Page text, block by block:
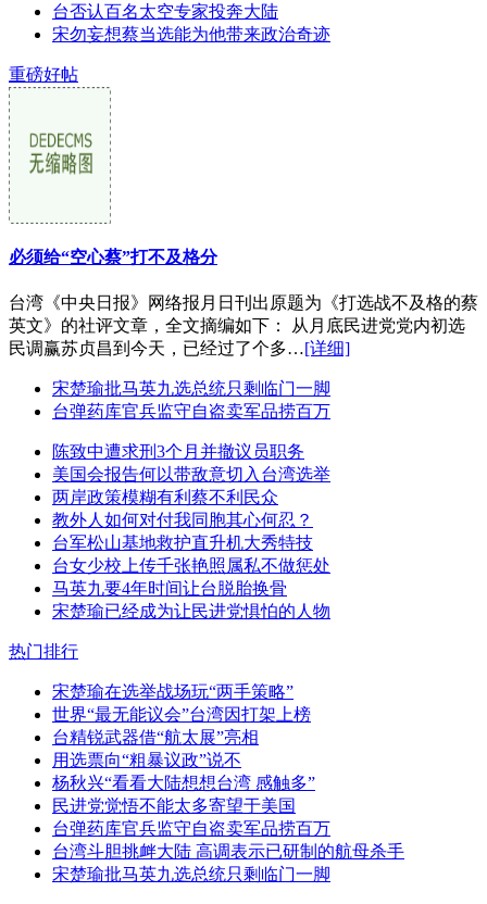
台否认百名太空专家投奔大陆
宋勿妄想蔡当选能为他带来政治奇迹
重磅好帖
必须给“空心蔡”打不及格分
台湾《中央日报》网络报月日刊出原题为《打选战不及格的蔡
英文》的社评文章，全文摘编如下： 从月底民进党党内初选
民调赢苏贞昌到今天，已经过了个多…[详细]
宋楚瑜批马英九选总统只剩临门一脚
台弹药库官兵监守自盗卖军品捞百万
陈致中遭求刑3个月并撤议员职务
美国会报告何以带敌意切入台湾选举
两岸政策模糊有利蔡不利民众
教外人如何对付我同胞其心何忍？
台军松山基地救护直升机大秀特技
台女少校上传千张艳照属私不做惩处
马英九要4年时间让台脱胎换骨
宋楚瑜已经成为让民进党惧怕的人物
热门排行
宋楚瑜在选举战场玩“两手策略”
世界“最无能议会”台湾因打架上榜
台精锐武器借“航太展”亮相
用选票向“粗暴议政”说不
杨秋兴“看看大陆想想台湾 感触多”
民进党觉悟不能太多寄望于美国
台弹药库官兵监守自盗卖军品捞百万
台湾斗胆挑衅大陆 高调表示已研制的航母杀手
宋楚瑜批马英九选总统只剩临门一脚